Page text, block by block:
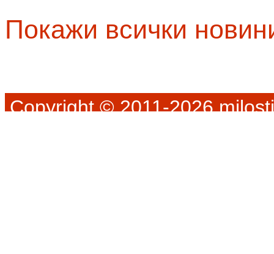
Покажи всички
Copyright © 2011-2026